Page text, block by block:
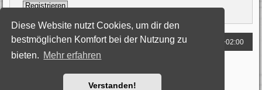
Diese Website nutzt Cookies, um dir den
bestmöglichen Komfort bei der Nutzung zu
bieten. Mehr erfahren
Verstanden!
Registrieren
Foren-Übersicht Alle Zeiten sind UTC+02:00
Powered byphpBB® Forum Software © phpBB Limited